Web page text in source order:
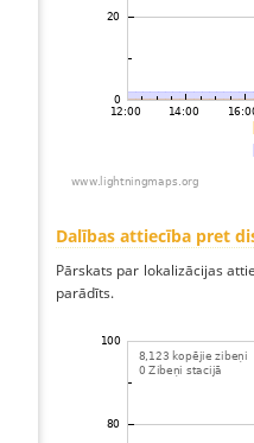
Dalības attiecība pret
Pārskats par lokalizācijas
parādīts.